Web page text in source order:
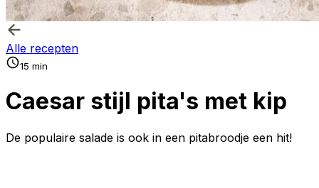
Alle recepten
15 min
Caesar stijl pita's met kip
De populaire salade is ook in een pitabroodje een hit!